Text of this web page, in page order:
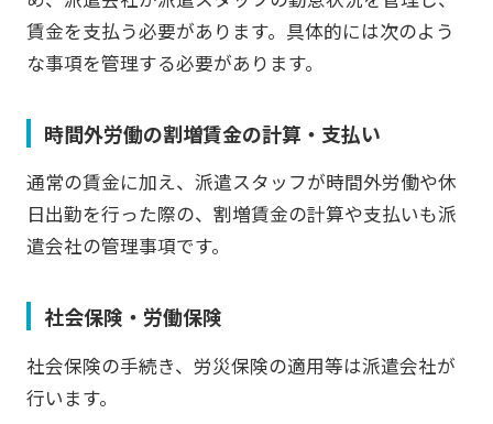
賃金を支払う必要があります。具体的には次のよう
な事項を管理する必要があります。
時間外労働の割増賃金の計算・支払い
通常の賃金に加え、派遣スタッフが時間外労働や休
日出勤を行った際の、割増賃金の計算や支払いも派
遣会社の管理事項です。
社会保険・労働保険
社会保険の手続き、労災保険の適用等は派遣会社が
行います。